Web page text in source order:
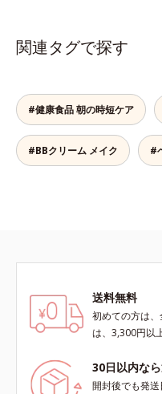
体の配合に成功しました。“薬用美
白美容液に色をつける”製法で生ま
をパッと飛ばし、皮脂テカを防
がら明るい肌を長時間キープしま
す。これ1つで、美白美容液・日
け止め・化粧下地・ファンデ―シ
関連タグで探す
#健康食品 朝の時短ケア
#BBクリーム メイク #
送料無料
初めての方は
は、3,300円以
30日以内な
開封後でも発